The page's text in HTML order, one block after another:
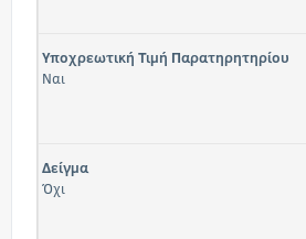
Υποχρεωτική Τιμή Παρατηρητηρίου
Ναι
Δείγμα
Όχι